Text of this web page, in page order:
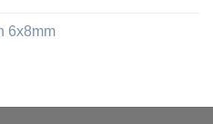
6x8mm